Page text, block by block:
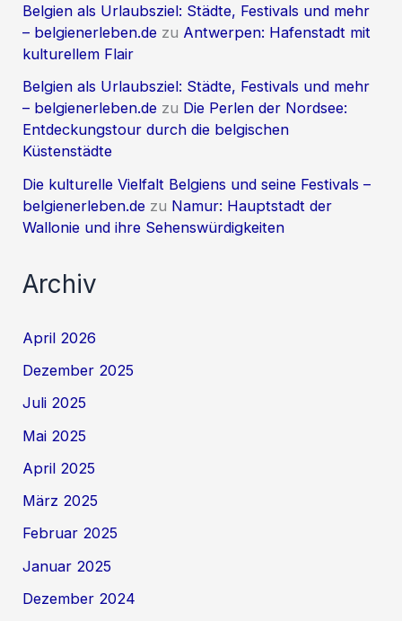
Belgien als Urlaubsziel: Städte, Festivals und mehr
– belgienerleben.de zu Antwerpen: Hafenstadt mit
kulturellem Flair
Belgien als Urlaubsziel: Städte, Festivals und mehr
– belgienerleben.de zu Die Perlen der Nordsee:
Entdeckungstour durch die belgischen
Küstenstädte
Die kulturelle Vielfalt Belgiens und seine Festivals –
belgienerleben.de zu Namur: Hauptstadt der
Wallonie und ihre Sehenswürdigkeiten
Archiv
April 2026
Dezember 2025
Juli 2025
Mai 2025
April 2025
März 2025
Februar 2025
Januar 2025
Dezember 2024